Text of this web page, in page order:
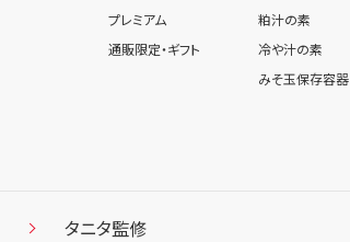
プレミアム
通販限定・ギフト
粕汁の素
冷や汁の素
みそ玉保存容器
タニタ監修